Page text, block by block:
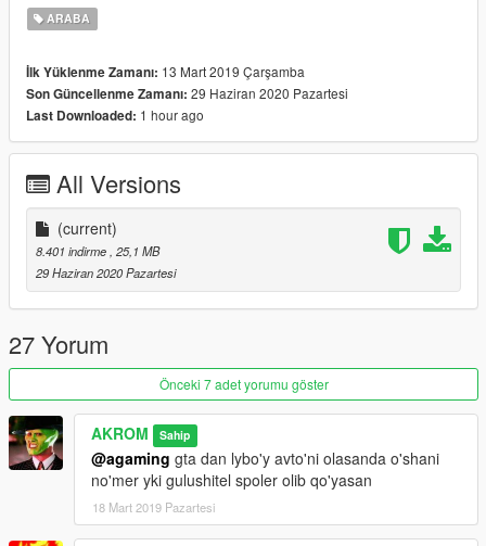
ARABA
İlk Yüklenme Zamanı: 13 Mart 2019 Çarşamba
Son Güncellenme Zamanı: 29 Haziran 2020 Pazartesi
Last Downloaded: 1 hour ago
All Versions
(current)
8.401 indirme, 25,1 MB
29 Haziran 2020 Pazartesi
27 Yorum
Önceki 7 adet yorumu göster
AKROM Sahip
@agaming gta dan lybo'y avto'ni olasanda o'shani
no'mer yki gulushitel spoler olib qo'yasan
18 Mart 2019 Pazartesi